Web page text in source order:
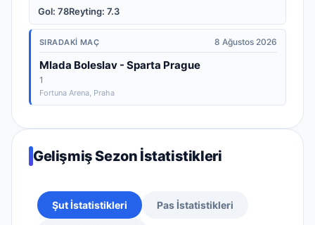
Gol: 78Reyting: 7.3
SIRADAKI MAÇ 8 Ağustos 2026
Mlada Boleslav - Sparta Prague
1
Fortuna Arena, Praha
Gelişmiş Sezon İstatistikleri
Şut İstatistikleri Pas İstatistikleri